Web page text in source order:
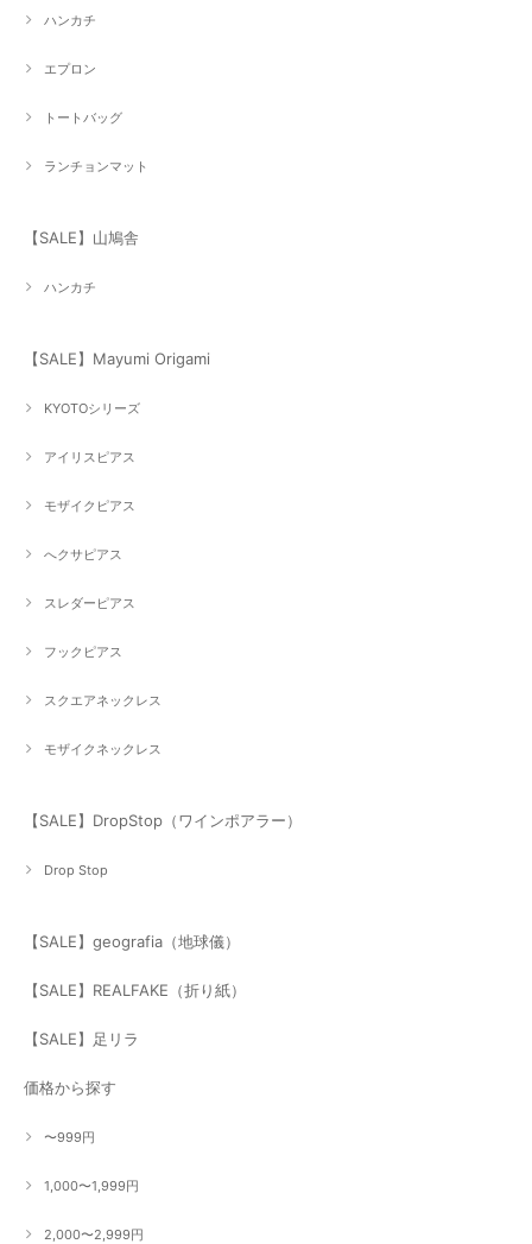
ハンカチ
エプロン
トートバッグ
ランチョンマット
【SALE】山鳩舎
ハンカチ
【SALE】Mayumi Origami
KYOTOシリーズ
アイリスピアス
モザイクピアス
へクサピアス
スレダーピアス
フックピアス
スクエアネックレス
モザイクネックレス
【SALE】DropStop（ワインポアラー）
Drop Stop
【SALE】geografia（地球儀）
【SALE】REALFAKE（折り紙）
【SALE】足リラ
価格から探す
〜999円
1,000〜1,999円
2,000〜2,999円